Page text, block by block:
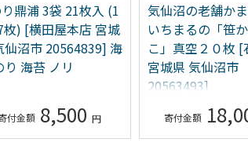
鼎浦 3袋 21枚入 (1
) [横田屋本店 宮城
仙沼市 20564839] 海
り 海苔 ノリ
8,500
気仙沼の老舗か
いちまるの「笹
こ」真空２０枚 [
宮城県 気仙沼市
20563493]